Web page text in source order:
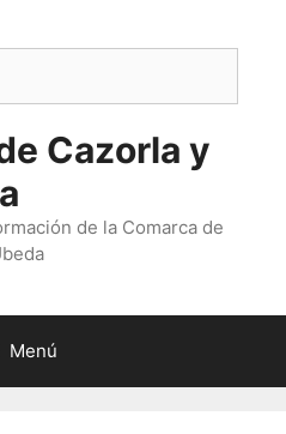
Cazorla y
de la Comarca de
Menú